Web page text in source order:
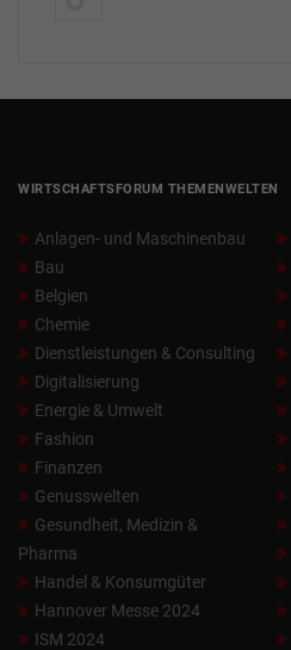
WIRTSCHAFTSFORUM THEMENWELTEN
Anlagen- und Maschinenbau
Bau
Belgien
Chemie
Dienstleistungen & Consulting
Digitalisierung
Energie & Umwelt
Fashion
Finanzen
Genusswelten
Gesundheit, Medizin &
Pharma
Handel & Konsumgüter
Hannover Messe 2024
ISM 2024